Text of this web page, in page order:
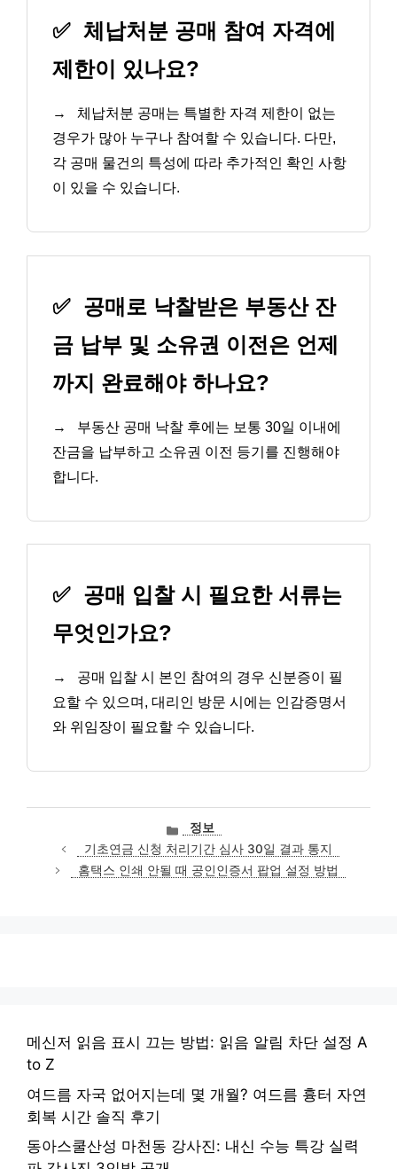
✅ 체납처분 공매 참여 자격에
제한이 있나요?
→
체납처분 공매는 특별한 자격 제한이 없는
경우가 많아 누구나 참여할 수 있습니다. 다만,
각 공매 물건의 특성에 따라 추가적인 확인 사항
이 있을 수 있습니다.
✅ 공매로 낙찰받은 부동산 잔
금 납부 및 소유권 이전은 언제
까지 완료해야 하나요?
→
부동산 공매 낙찰 후에는 보통 30일 이내에
잔금을 납부하고 소유권 이전 등기를 진행해야
합니다.
✅ 공매 입찰 시 필요한 서류는
무엇인가요?
→
공매 입찰 시 본인 참여의 경우 신분증이 필
요할 수 있으며, 대리인 방문 시에는 인감증명서
와 위임장이 필요할 수 있습니다.
카
테
고
리
정보
기초연금 신청 처리기간 심사 30일 결과 통지
홈택스 인쇄 안될 때 공인인증서 팝업 설정 방법
메신저 읽음 표시 끄는 방법: 읽음 알림 차단 설정 A
to Z
여드름 자국 없어지는데 몇 개월? 여드름 흉터 자연
회복 시간 솔직 후기
동아스쿨산성 마천동 강사진: 내신 수능 특강 실력